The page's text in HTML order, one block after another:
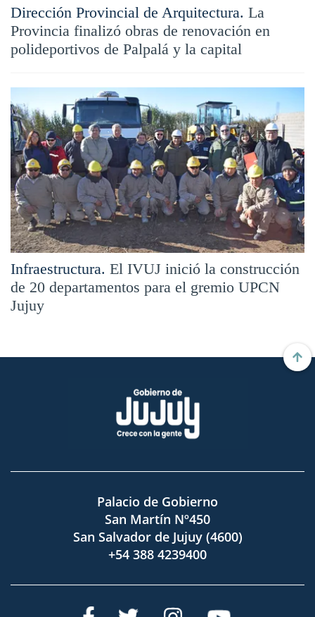
Dirección Provincial de Arquitectura. La
Provincia finalizó obras de renovación en
polideportivos de Palpalá y la capital
Infraestructura. El IVUJ inició la construcción
de 20 departamentos para el gremio UPCN
Jujuy
Palacio de Gobierno
San Martín Nº450
San Salvador de Jujuy (4600)
+54 388 4239400